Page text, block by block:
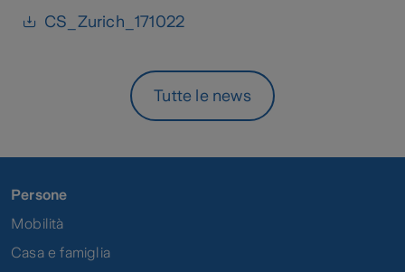
CS_Zurich_171022
Tutte le news
Persone
Mobilità
Casa e famiglia